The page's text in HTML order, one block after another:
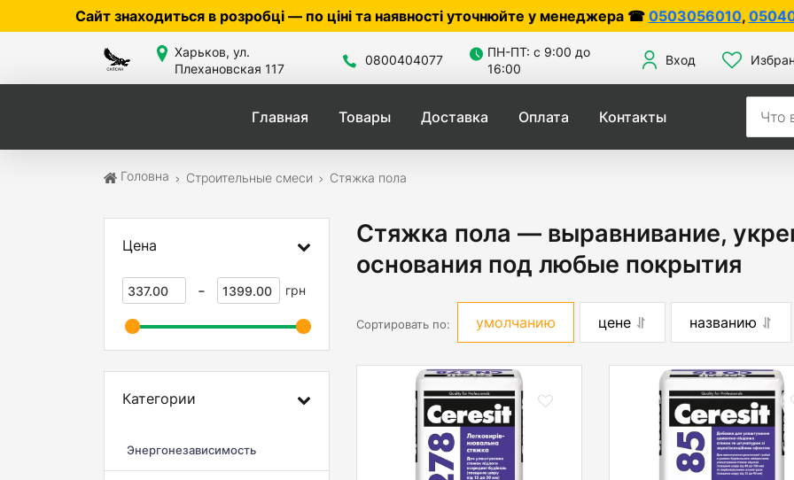
знаходиться в розробці — по ціні та наявності уточнюйте у менеджера ☎0503056010 ,0504042070
Харьков, ул.
Плехановская 117
0800404077
ПН-ПТ: с 9:00 до
16:00
Вход
Главная Товары Доставка Оплата Контакты
Головна Строительные смеси Стяжка пола
Цена
- грн
Категории
Энергонезависимость
Стяжка пола — выравнивание,
основания под любые покрытия
Сортировать по: умолчанию цене названию